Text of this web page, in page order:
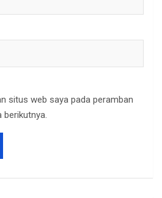
situs web saya pada peramban
berikutnya.